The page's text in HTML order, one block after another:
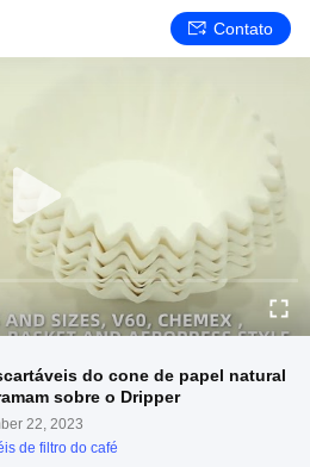
Contato
do cone de papel natural
sobre o Dripper
22, 2023
de filtro do café